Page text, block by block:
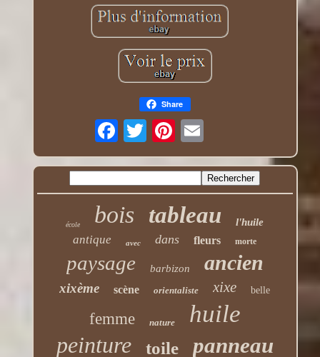
Share
école bois tableau l'huile
antique avec dans fleurs morte
paysage barbizon ancien
xixème scène orientaliste xixe belle
femme nature huile
peinture toile panneau